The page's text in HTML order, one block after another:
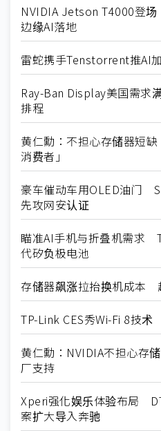
NVIDIA Jetson T4000登
边缘AI落地
雷蛇携手Tenstorrent推AI
Ray-Ban Display美国需
排程
黄仁勳：不担心存储器短
消费者」
豪车催动车用OLED油门
先攻网安认证
瞄准AI手机与折叠机需求
代矽负极电池
存储器飙涨拉抬换机成本
TP-Link CES秀Wi-Fi 8技
黄仁勳：NVIDIA不担心存
厂支持
Xperi强化娱乐体验布局
案扩大导入奔驰